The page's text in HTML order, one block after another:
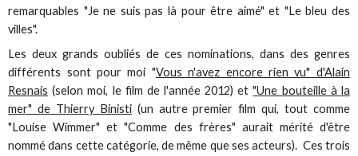
remarquables "Je ne suis pas là pour être aimé" et "Le bleu des
villes".
Les deux grands oubliés de ces nominations, dans des genres
différents sont pour moi "Vous n'avez encore rien vu" d'Alain
Resnais (selon moi, le film de l'année 2012) et"Une bouteille à la
mer" de Thierry Binisti(un autre premier film qui, tout comme
"Louise Wimmer" et "Comme des frères" aurait mérité d'être
nommé dans cette catégorie, de même que ses acteurs). Ces trois